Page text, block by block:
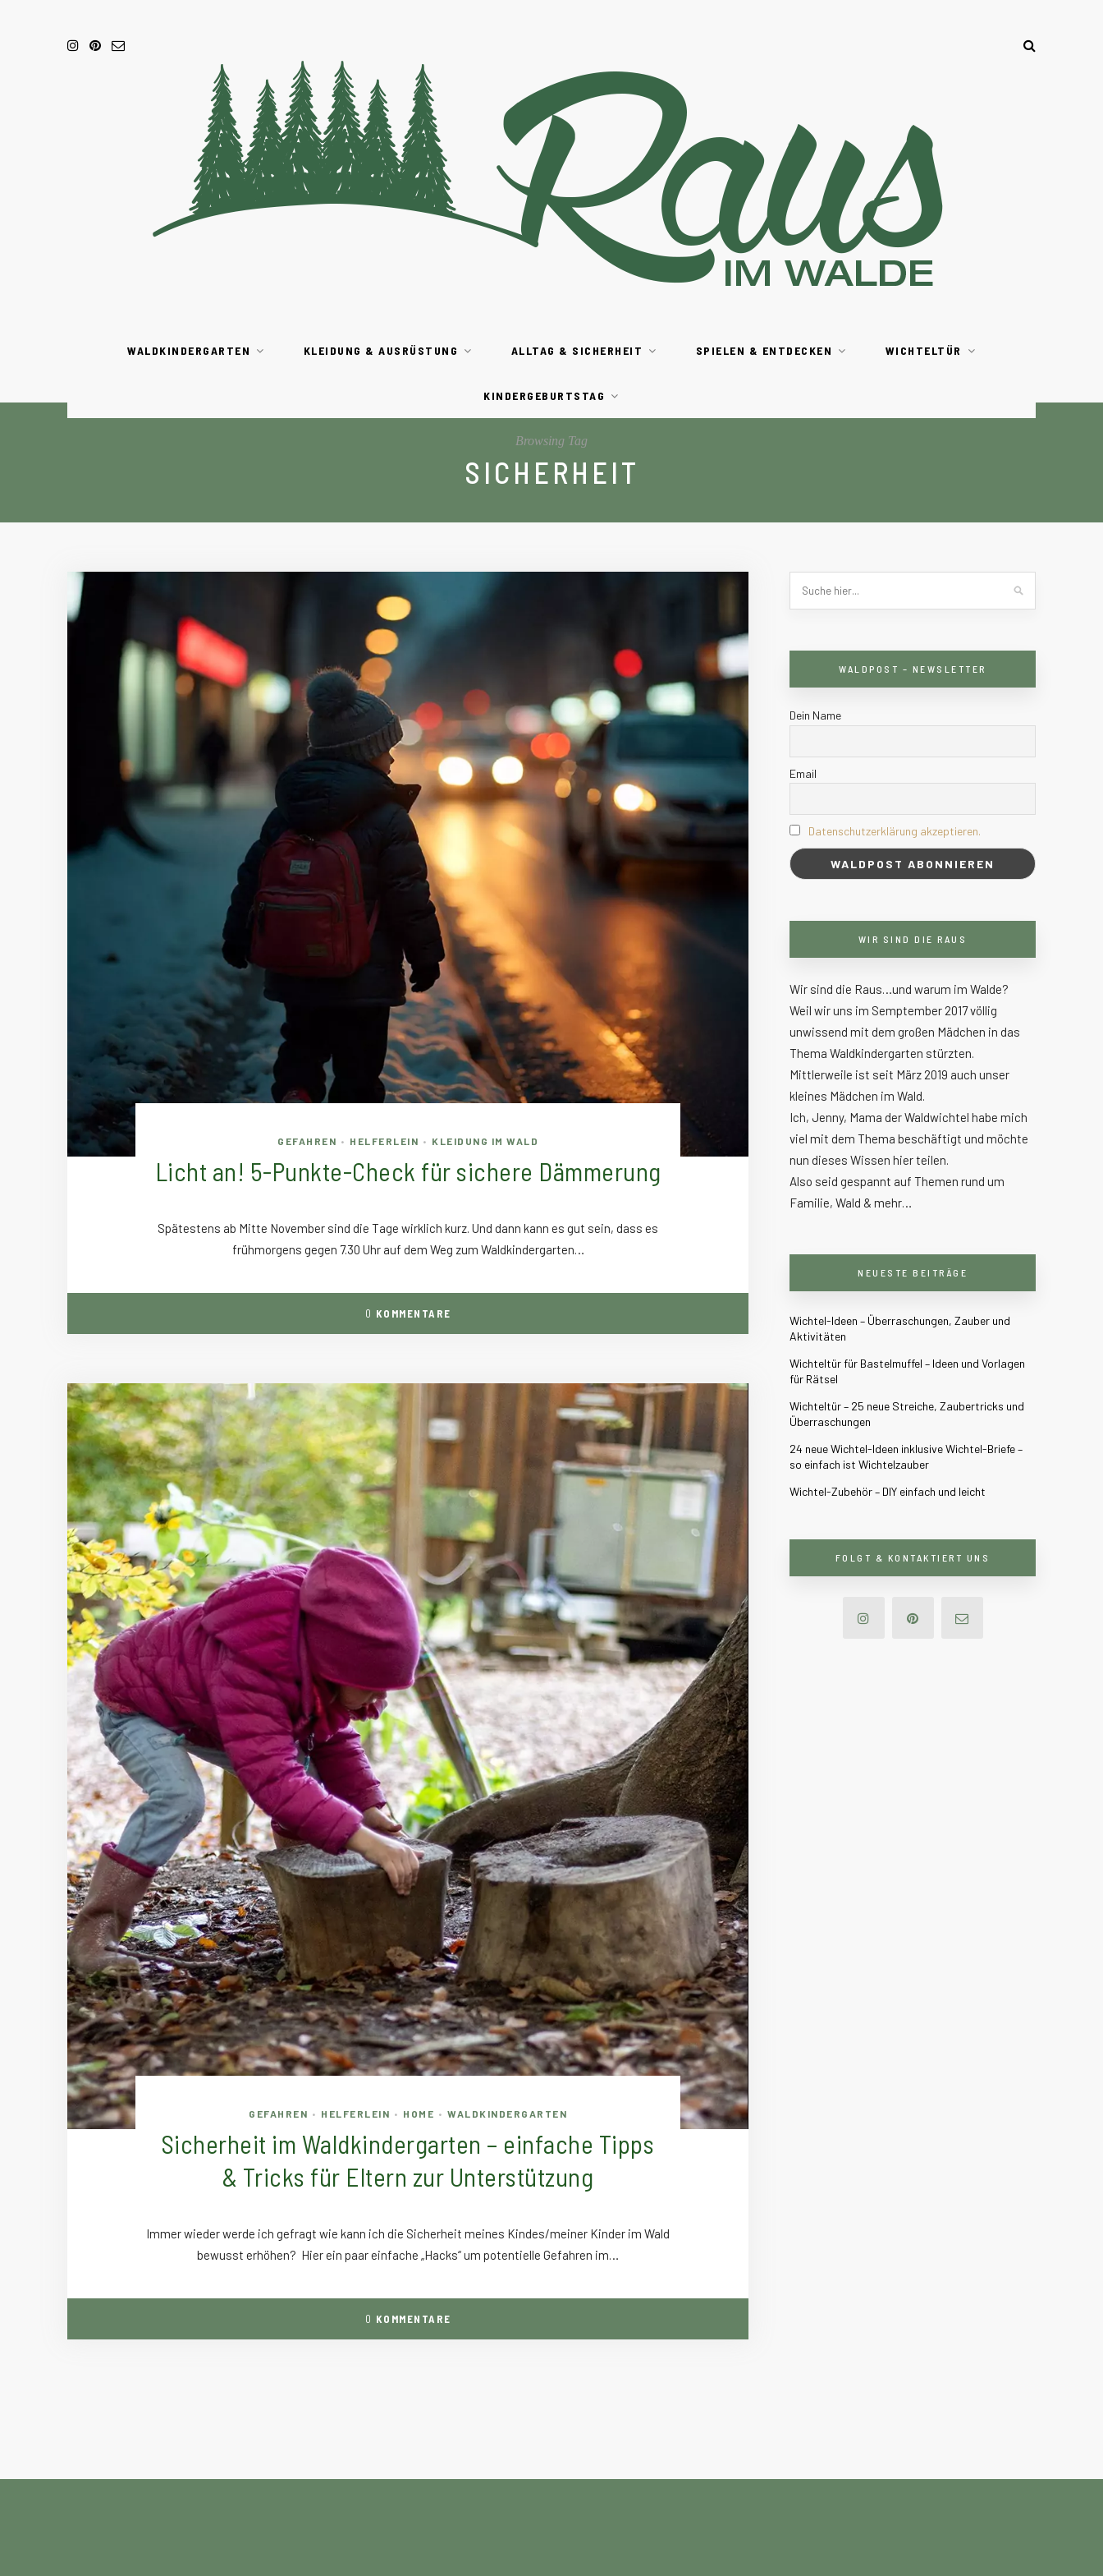
WALDKINDERGARTEN KLEIDUNG & AUSRÜSTUNG ALLTAG & SICHERHEIT SPIELEN & ENTDECKEN WICHTELTÜR
KINDERGEBURTSTAG
Browsing Tag
SICHERHEIT
GEFAHREN • HELFERLEIN • KLEIDUNG IM WALD
Licht an! 5-Punkte-Check für sichere Dämmerung
Spätestens ab Mitte November sind die Tage wirklich kurz. Und dann kann es gut sein, dass es
frühmorgens gegen 7.30 Uhr auf dem Weg zum Waldkindergarten…
0 KOMMENTARE
GEFAHREN • HELFERLEIN • HOME • WALDKINDERGARTEN
Sicherheit im Waldkindergarten – einfache Tipps
& Tricks für Eltern zur Unterstützung
Immer wieder werde ich gefragt wie kann ich die Sicherheit meines Kindes/meiner Kinder im Wald
bewusst erhöhen? Hier ein paar einfache „Hacks“ um potentielle Gefahren im…
0 KOMMENTARE
WALDPOST – NEWSLETTER
Dein Name
Email
Datenschutzerklärung akzeptieren.
WIR SIND DIE RAUS
Wir sind die Raus…und warum im Walde?
Weil wir uns im Semptember 2017 völlig
unwissend mit dem großen Mädchen in das
Thema Waldkindergarten stürzten.
Mittlerweile ist seit März 2019 auch unser
kleines Mädchen im Wald.
Ich, Jenny, Mama der Waldwichtel habe mich
viel mit dem Thema beschäftigt und möchte
nun dieses Wissen hier teilen.
Also seid gespannt auf Themen rund um
Familie, Wald & mehr…
NEUESTE BEITRÄGE
Wichtel-Ideen – Überraschungen, Zauber und
Aktivitäten
Wichteltür für Bastelmuffel – Ideen und Vorlagen
für Rätsel
Wichteltür – 25 neue Streiche, Zaubertricks und
Überraschungen
24 neue Wichtel-Ideen inklusive Wichtel-Briefe –
so einfach ist Wichtelzauber
Wichtel-Zubehör – DIY einfach und leicht
FOLGT & KONTAKTIERT UNS